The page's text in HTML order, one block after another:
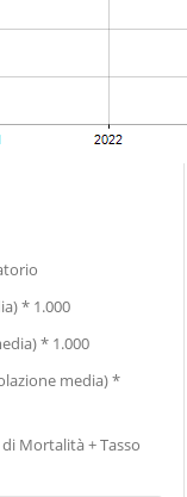
* 1.000
* 1.000
media) *
Mortalità + Tasso